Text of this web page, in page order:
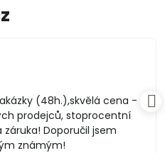
/
5
(48h.),skvělá cena -
prodejců, stoprocentní
Doporučil jsem
známým!